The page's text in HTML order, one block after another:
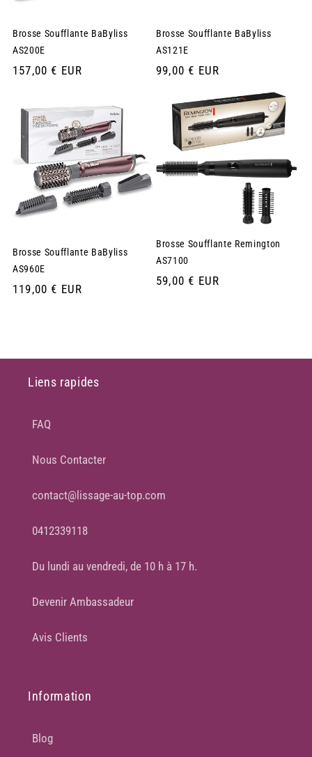
Brosse Soufflante BaByliss
AS200E
Prix
157,00 € EUR
Brosse Soufflante BaByliss
AS121E
Prix
99,00 € EUR
Brosse Soufflante BaByliss
AS960E
Prix
119,00 € EUR
Brosse Soufflante Remington
AS7100
Prix
59,00 € EUR
Liens rapides
FAQ
Nous Contacter
contact@lissage-au-top.com
0412339118
Du lundi au vendredi, de 10 h à 17 h.
Devenir Ambassadeur
Avis Clients
Information
Blog